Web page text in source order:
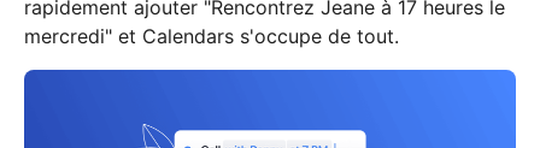
rapidement ajouter "Rencontrez Jeane à 17 heures le
mercredi" et Calendars s'occupe de tout.